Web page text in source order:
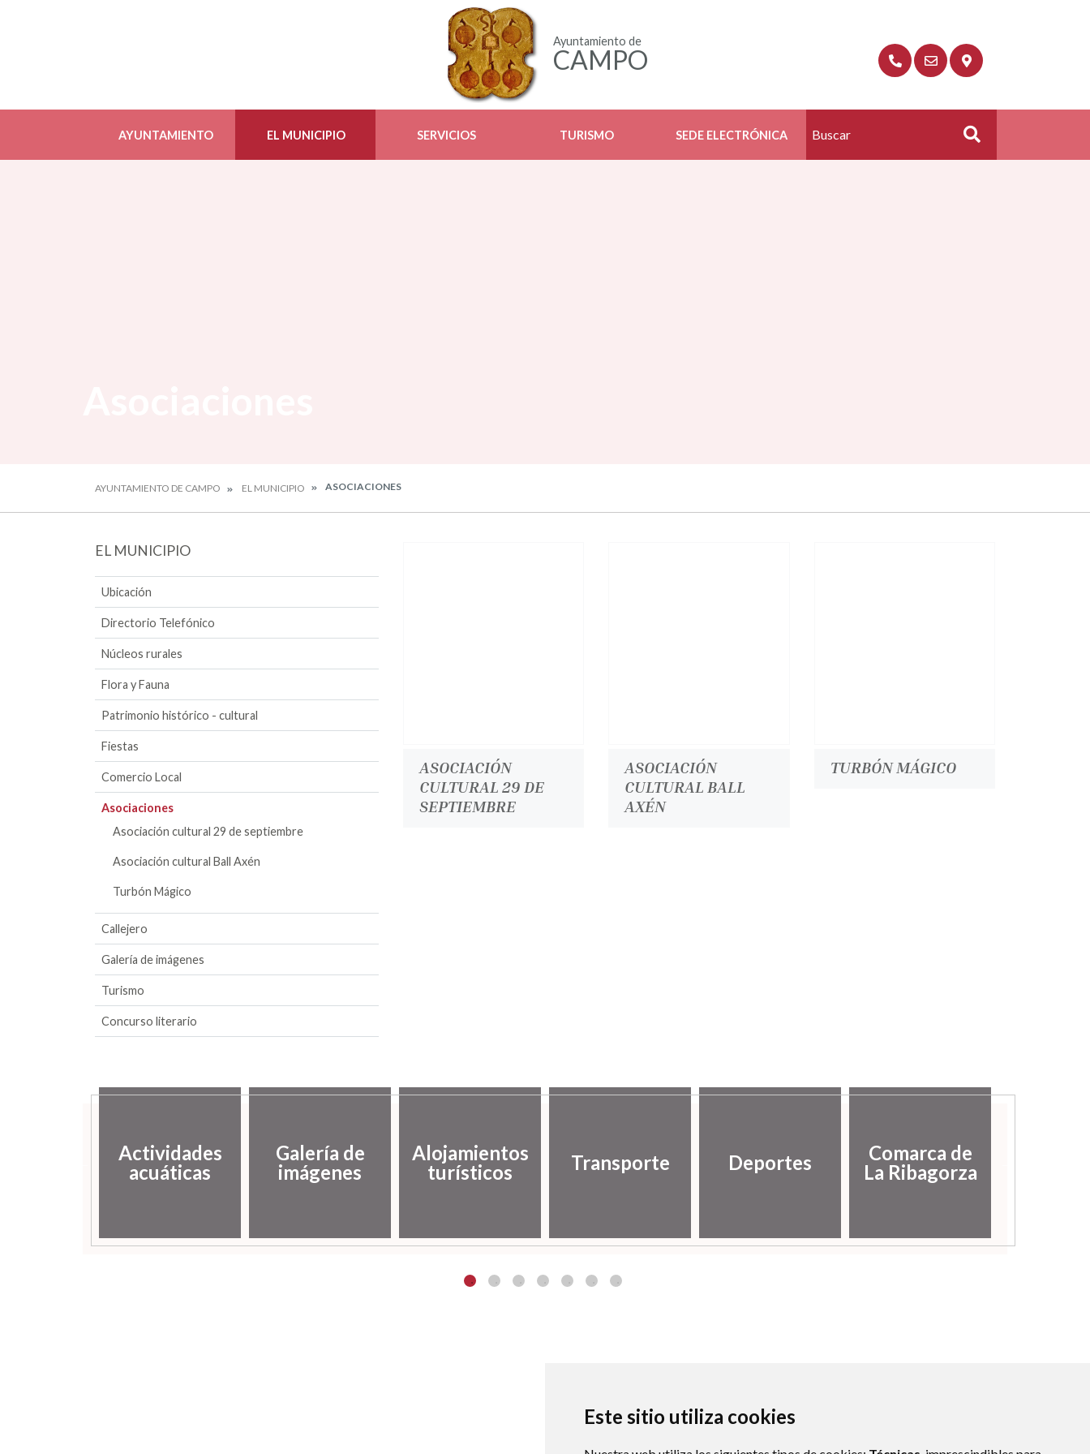
Este sitio utiliza cookies
Ayuntamiento de
CAMPO
AYUNTAMIENTO EL MUNICIPIO SERVICIOS TURISMO SEDE ELECTRÓNICA Buscar
AYUNTAMIENTO DE CAMPO EL MUNICIPIO ASOCIACIONES
EL MUNICIPIO
Ubicación
Directorio Telefónico
Núcleos rurales
Flora y Fauna
Patrimonio histórico - cultural
Fiestas
Comercio Local
Asociaciones
Asociación cultural 29 de septiembre
Asociación cultural Ball Axén
Turbón Mágico
Callejero
Galería de imágenes
Turismo
Concurso literario
ASOCIACIÓN
CULTURAL 29 DE
SEPTIEMBRE
ASOCIACIÓN
CULTURAL BALL
AXÉN
TURBÓN MÁGICO
Actividades
acuáticas
Galería de
imágenes
Alojamientos
turísticos
Transporte Deportes
Comarca de
La Ribagorza